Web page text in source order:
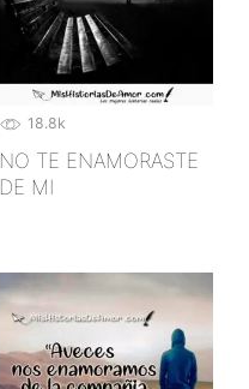
18.8k
NO TE ENAMORASTE
DE MI